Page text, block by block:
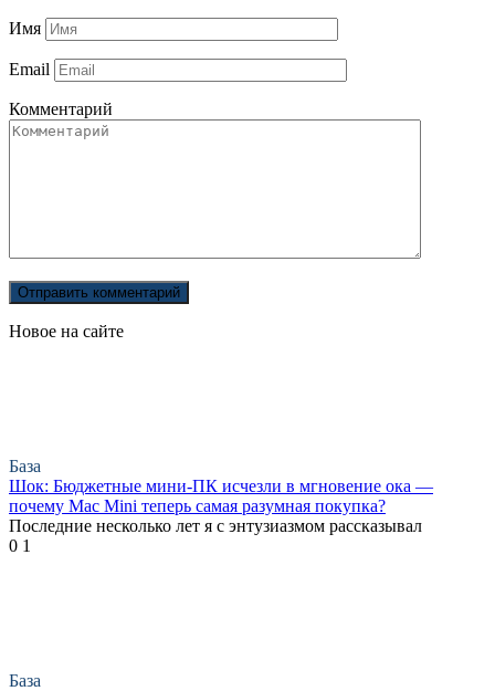
Имя
Email
Комментарий
Новое на сайте
База
Шок: Бюджетные мини-ПК исчезли в мгновение ока —
почему Mac Mini теперь самая разумная покупка?
Последние несколько лет я с энтузиазмом рассказывал
0 1
База